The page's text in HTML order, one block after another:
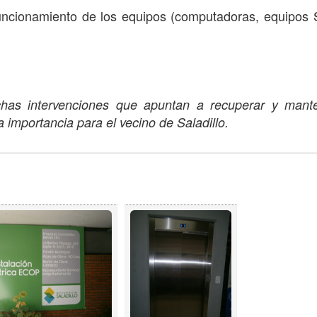
de los equipos (computadoras, equipos
intervenciones que apuntan a recuperar y
para el vecino de Saladillo.